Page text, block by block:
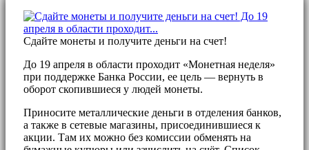
Сдайте монеты и получите деньги на счет!
До 19 апреля в области проходит «Монетная неделя»
при поддержке Банка России, ее цель — вернуть в
оборот скопившиеся у людей монеты.
Приносите металлические деньги в отделения банков,
а также в сетевые магазины, присоединившиеся к
акции. Там их можно без комиссии обменять на